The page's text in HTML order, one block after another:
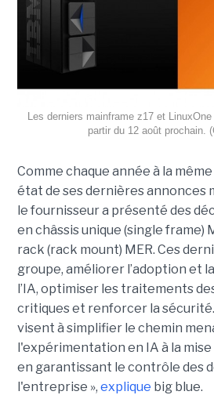
Les derniers mainframe z17 et
partir du 12 août prochain.
Comme chaque année à la
état de ses dernières annonces
le fournisseur a présenté des
en châssis unique (single frame)
rack (rack mount) MER. Ces
groupe, améliorer l’adoption et
l’IA, optimiser les traitements
critiques et renforcer la
visent à simplifier le chemin
l'expérimentation en IA à la
en garantissant le contrôle des
l'entreprise », explique big blue.